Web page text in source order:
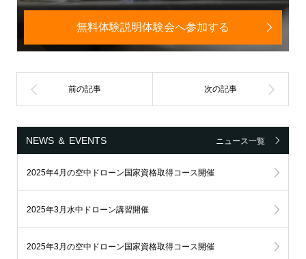
無料体験説明体験会へ参加する
NEWS ＆ EVENTS ニュース一覧
2025年4月の空中ドローン国家資格取得コース開催
2025年3月水中ドローン講習開催
2025年3月の空中ドローン国家資格取得コース開催